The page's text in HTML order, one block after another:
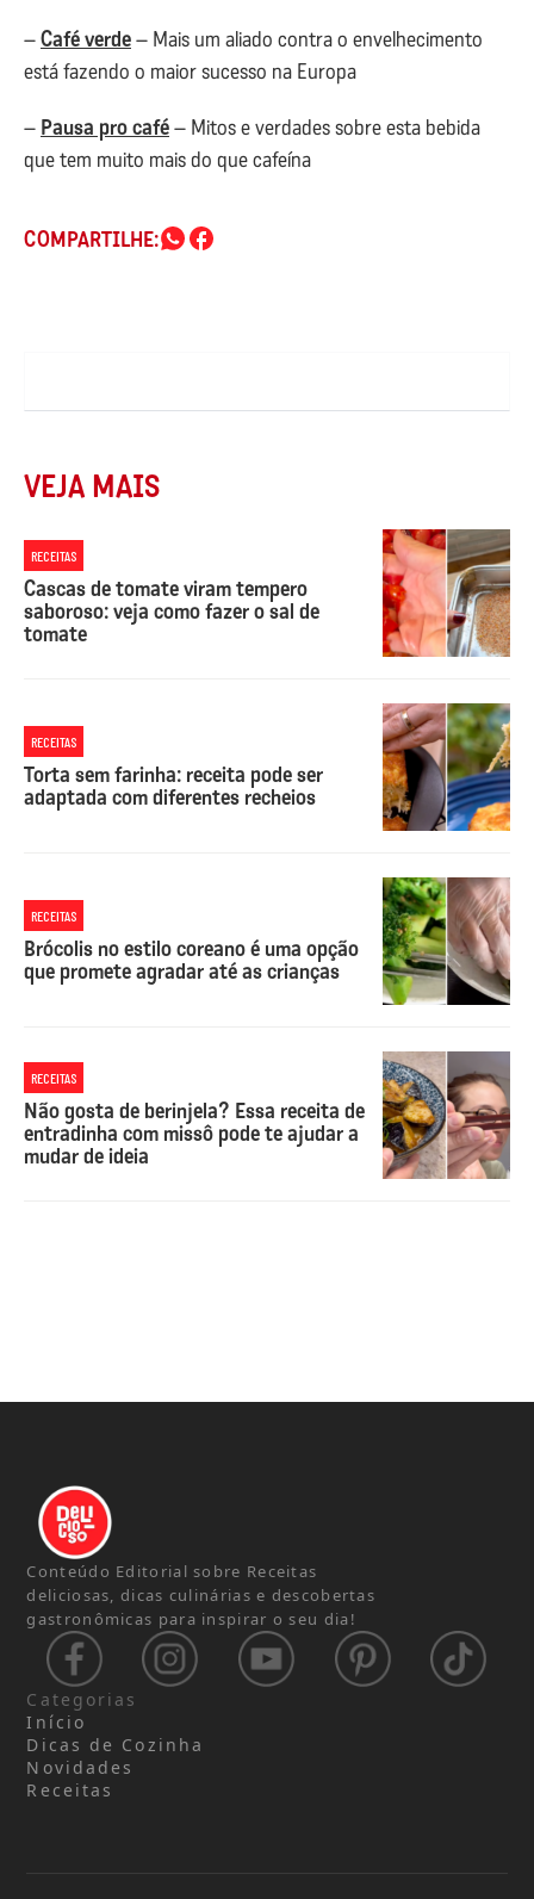
–Café verde– Mais um aliado contra o envelhecimento
está fazendo o maior sucesso na Europa
– Pausa pro café– Mitos e verdades sobre esta bebida
que tem muito mais do que cafeína
COMPARTILHE:
VEJA MAIS
RECEITAS
Cascas de tomate viram tempero
saboroso: veja como fazer o sal de
tomate
RECEITAS
Torta sem farinha: receita pode ser
adaptada com diferentes recheios
RECEITAS
Brócolis no estilo coreano é uma opção
que promete agradar até as crianças
RECEITAS
Não gosta de berinjela? Essa receita de
entradinha com missô pode te ajudar a
mudar de ideia
Conteúdo Editorial sobre Receitas
deliciosas, dicas culinárias e descobertas
gastronômicas para inspirar o seu dia!
Categorias
Início
Dicas de Cozinha
Novidades
Receitas